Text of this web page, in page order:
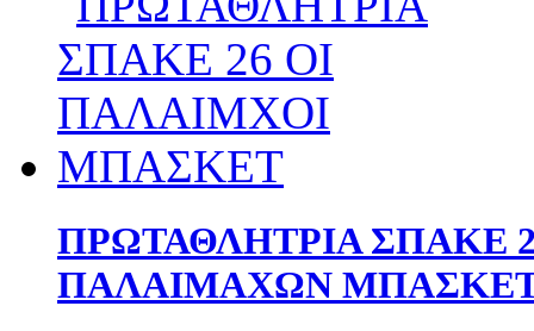
ΠΡΩΤΑΘΛΗΤΡΙΑ ΣΠΑΚΕ
ΠΑΛΑΙΜΑΧΩΝ